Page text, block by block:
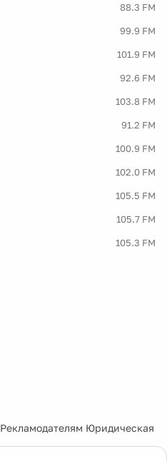
88.3 FM
99.9 FM
101.9 FM
92.6 FM
103.8 FM
91.2 FM
100.9 FM
102.0 FM
105.5 FM
105.7 FM
105.3 FM
Рекламодателям Юридическая